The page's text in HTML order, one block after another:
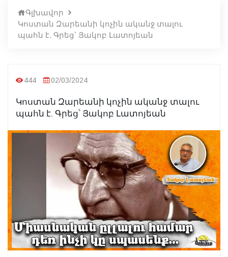
Գլխավոր
Կոստան Զարեանի կոչին ականջ տալու
պահն է. Գրեց՝ Յակոբ Լատոյեան
444 02/03/2024
Կոստան Զարեանի կոչին ականջ տալու
պահն է. Գրեց՝ Յակոբ Լատոյեան